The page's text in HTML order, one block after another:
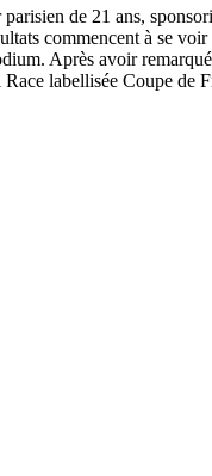
de 21 ans,
commencent à se
Après avoir
labellisée Coupe de